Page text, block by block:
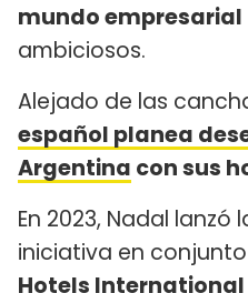
mundo empresarial
ambiciosos.
Alejado de las
español planea
Argentina con sus
En 2023, Nadal lanzó
iniciativa en
Hotels International